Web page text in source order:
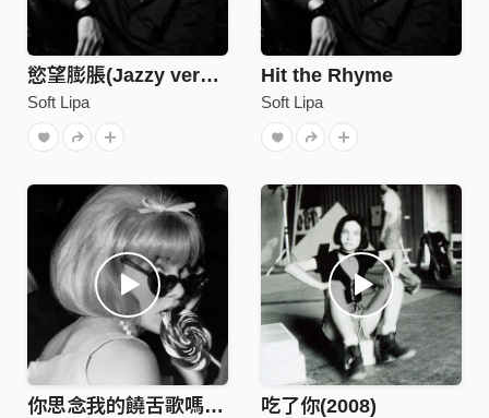
慾望膨脹(Jazzy version)
Soft Lipa
Hit the Rhyme
Soft Lipa
你思念我的饒舌歌嗎?(2007) 吃了你(2008)